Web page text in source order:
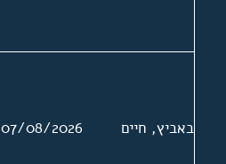
באביץ, חיים 07/08/2026